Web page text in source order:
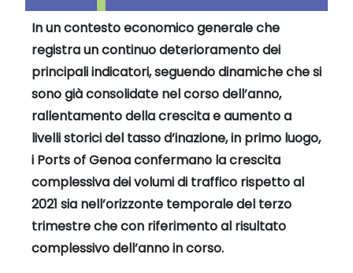
In un contesto economico generale che
registra un continuo deterioramento dei
principali indicatori, seguendo dinamiche che si
sono già consolidate nel corso dell’anno,
rallentamento della crescita e aumento a
livelli storici del tasso d’inazione, in primo luogo,
i Ports of Genoa confermano la crescita
complessiva dei volumi di traffico rispetto al
2021 sia nell’orizzonte temporale del terzo
trimestre che con riferimento al risultato
complessivo dell’anno in corso.